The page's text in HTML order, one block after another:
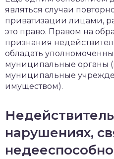
являться случаи
приватизации лицами,
это право. Правом на
признания
обладать
муниципальные органы
муниципальные
имуществом).
нарушениях,